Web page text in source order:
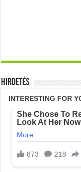
Hirdetés